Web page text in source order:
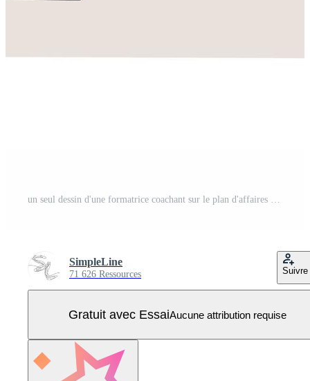
un seul dessin d'une formatrice coachant sur le plan d'affaires et l'organisation de l'entreprise pour le jeune PDG au bureau. concept de formation commerciale ligne continue dessiner illustration vectorielle de conception Vecteur Pro
SimpleLine
71 626 Ressources Suivre
Gratuit avec EssaiAucune attribution requise